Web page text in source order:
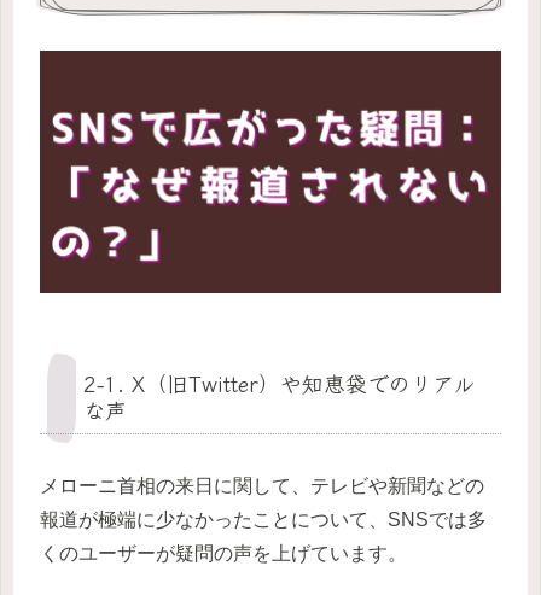
2-1. X（旧Twitter）や知恵袋でのリアル
な声
メローニ首相の来日に関して、テレビや新聞などの
報道が極端に少なかったことについて、SNSでは多
くのユーザーが疑問の声を上げています。